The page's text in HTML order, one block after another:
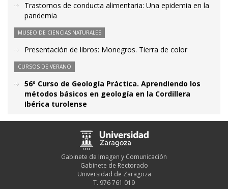
Trastornos de conducta alimentaria: Una epidemia en la
pandemia
MUSEO DE CIENCIAS NATURALES
Presentación de libros: Monegros. Tierra de color
CURSOS DE VERANO
56º Curso de Geología Práctica. Aprendiendo los
métodos básicos en geología en la Cordillera
Ibérica turolense
Gabinete de Imagen y Comunicación
Gabinete de Rectorado
Universidad de Zaragoza
T. 976 761 019